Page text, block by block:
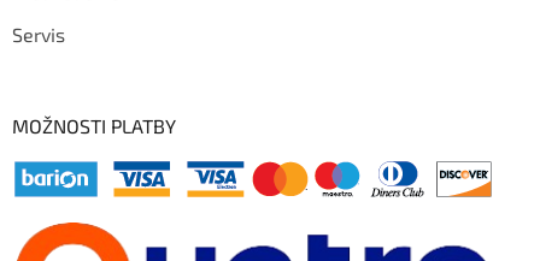
Servis
MOŽNOSTI PLATBY